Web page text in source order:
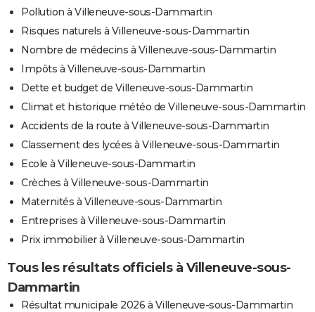
Pollution à Villeneuve-sous-Dammartin
Risques naturels à Villeneuve-sous-Dammartin
Nombre de médecins à Villeneuve-sous-Dammartin
Impôts à Villeneuve-sous-Dammartin
Dette et budget de Villeneuve-sous-Dammartin
Climat et historique météo de Villeneuve-sous-Dammartin
Accidents de la route à Villeneuve-sous-Dammartin
Classement des lycées à Villeneuve-sous-Dammartin
Ecole à Villeneuve-sous-Dammartin
Crèches à Villeneuve-sous-Dammartin
Maternités à Villeneuve-sous-Dammartin
Entreprises à Villeneuve-sous-Dammartin
Prix immobilier à Villeneuve-sous-Dammartin
Tous les résultats officiels à Villeneuve-sous-
Dammartin
Résultat municipale 2026 à Villeneuve-sous-Dammartin